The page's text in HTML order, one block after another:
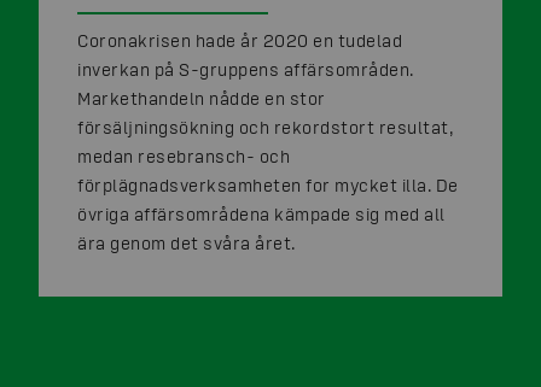
Coronakrisen hade år 2020 en tudelad
inverkan på S-gruppens affärsområden.
Markethandeln nådde en stor
försäljningsökning och rekordstort resultat,
medan resebransch- och
förplägnadsverksamheten for mycket illa. De
övriga affärsområdena kämpade sig med all
ära genom det svåra året.